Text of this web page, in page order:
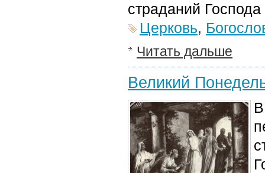
страданий Господа
Церковь,
Читать дальше
Великий